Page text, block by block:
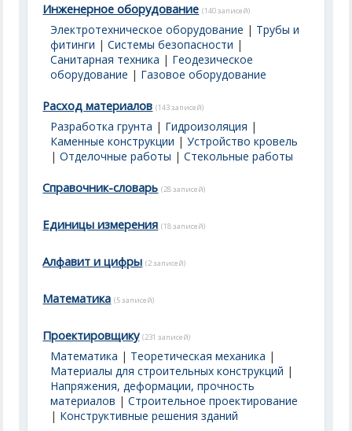
Инженерное оборудование (140 записей)
Электротехническое оборудование | Трубы и
фитинги |Системы безопасности |
Санитарная техника | Геодезическое
оборудование | Газовое оборудование
Расход материалов (143 записей)
Разработка грунта | Гидроизоляция |
Каменные конструкции |Устройство кровель
|Отделочные работы |Стекольные работы
Справочник-словарь (28 записей)
Единицы измерения (18 записей)
Алфавит и цифры (2 записей)
Математика (5 записей)
Проектировщику (231 записей)
Математика | Теоретическая механика |
Материалы для строительных конструкций |
Напряжения, деформации, прочность
материалов |Строительное проектирование
| Конструктивные решения зданий